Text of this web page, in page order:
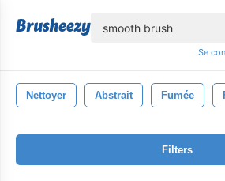
Se
Nettoyer Abstrait Fumée
Filters